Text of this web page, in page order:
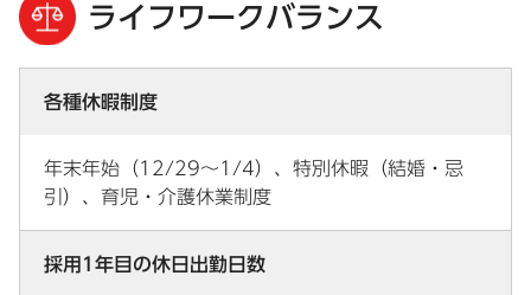
ライフワークバランス
各種休暇制度
年末年始（12/29～1/4）、特別休暇（結婚・忌
引）、育児・介護休業制度
採用1年目の休日出勤日数